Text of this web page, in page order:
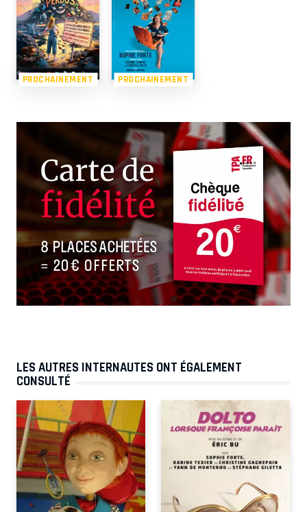
PROCHAINEMENT PROCHAINEMENT
LES AUTRES INTERNAUTES ONT ÉGALEMENT
CONSULTÉ